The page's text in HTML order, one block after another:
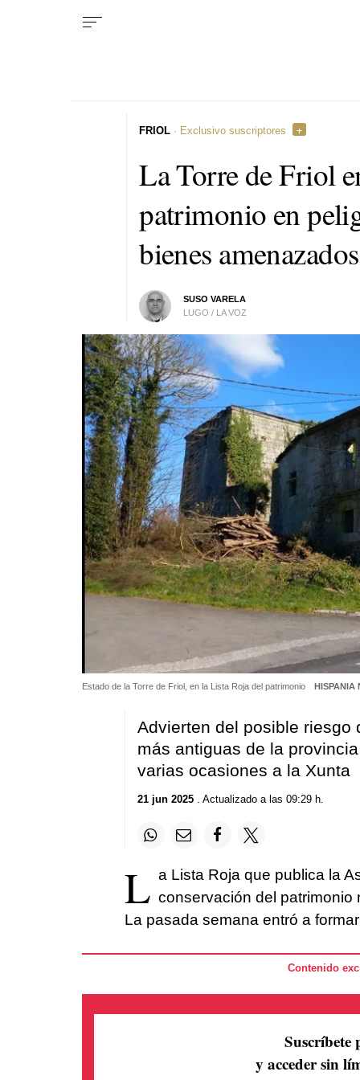
La Torre de Friol
patrimonio en
bienes amenazados
SUSO VARELA
LUGO / LA VOZ
FRIOL · Exclusivo suscriptores
Estado de la Torre de Friol, en la Lista Roja del patrimonio HISPANIA
Advierten del posible riesgo
más antiguas de la
varias ocasiones a la Xunta
21 jun 2025. Actualizado a las 09:29 h.
L a Lista Roja que publica la
conservación del patrimonio
La pasada semana entró a
Contenido
Suscríbete
y acceder sin